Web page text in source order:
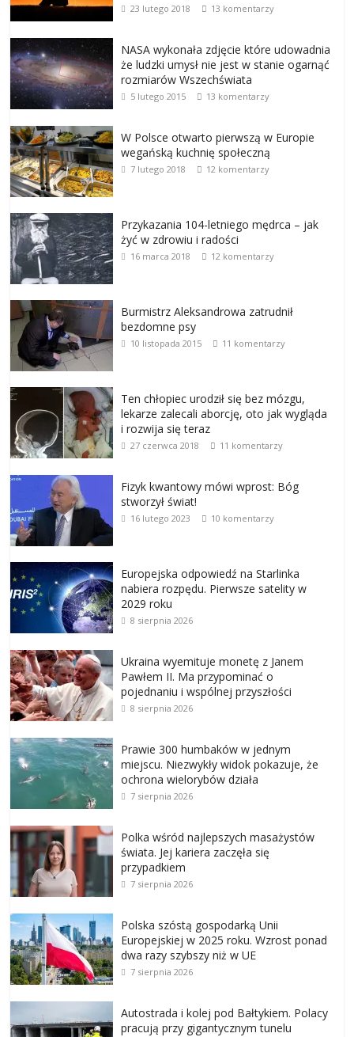
23 lutego 2018 13 komentarzy
NASA wykonała zdjęcie które udowadnia
że ludzki umysł nie jest w stanie ogarnąć
rozmiarów Wszechświata
5 lutego 2015 13 komentarzy
W Polsce otwarto pierwszą w Europie
wegańską kuchnię społeczną
7 lutego 2018 12 komentarzy
Przykazania 104-letniego mędrca – jak
żyć w zdrowiu i radości
16 marca 2018 12 komentarzy
Burmistrz Aleksandrowa zatrudnił
bezdomne psy
10 listopada 2015 11 komentarzy
Ten chłopiec urodził się bez mózgu,
lekarze zalecali aborcję, oto jak wygląda
i rozwija się teraz
27 czerwca 2018 11 komentarzy
Fizyk kwantowy mówi wprost: Bóg
stworzył świat!
16 lutego 2023 10 komentarzy
Europejska odpowiedź na Starlinka
nabiera rozpędu. Pierwsze satelity w
2029 roku
8 sierpnia 2026
Ukraina wyemituje monetę z Janem
Pawłem II. Ma przypominać o
pojednaniu i wspólnej przyszłości
8 sierpnia 2026
Prawie 300 humbaków w jednym
miejscu. Niezwykły widok pokazuje, że
ochrona wielorybów działa
7 sierpnia 2026
Polka wśród najlepszych masażystów
świata. Jej kariera zaczęła się
przypadkiem
7 sierpnia 2026
Polska szóstą gospodarką Unii
Europejskiej w 2025 roku. Wzrost ponad
dwa razy szybszy niż w UE
7 sierpnia 2026
Autostrada i kolej pod Bałtykiem. Polacy
pracują przy gigantycznym tunelu